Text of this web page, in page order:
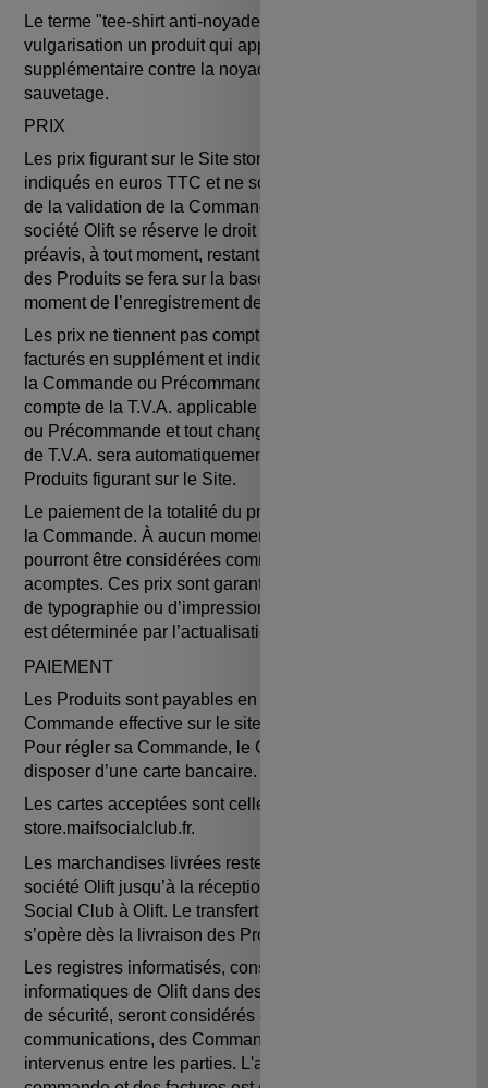
Le terme "tee-shirt anti-noyade" désigne à des fins de
vulgarisation un produit qui apporte une protection
supplémentaire contre la noyade, il ne garantit pas le
sauvetage.
PRIX
Les prix figurant sur le Site store.maifsocialclub.fr sont
indiqués en euros TTC et ne sont valables qu'à la date
de la validation de la Commande par le Client. La
société Olift se réserve le droit de les modifier, sans
préavis, à tout moment, restant entendu que la facturation
des Produits se fera sur la base des tarifs en vigueur au
moment de l’enregistrement de la Commande.
Les prix ne tiennent pas compte des frais de livraison,
facturés en supplément et indiqués avant la validation de
la Commande ou Précommande. Les prix tiennent
compte de la T.V.A. applicable au jour de la Commande
ou Précommande et tout changement du taux applicable
de T.V.A. sera automatiquement répercuté sur le prix des
Produits figurant sur le Site.
Le paiement de la totalité du prix doit être réalisé lors de
la Commande. À aucun moment les sommes versées ne
pourront être considérées comme des arrhes ou des
acomptes. Ces prix sont garantis sous réserve d’erreur
de typographie ou d’impression et leur durée de validité
est déterminée par l’actualisation du Site.
PAIEMENT
Les Produits sont payables en euros le jour de la
Commande effective sur le site store.maifsocialclub.fr.
Pour régler sa Commande, le Client dispose doit
disposer d’une carte bancaire.
Les cartes acceptées sont celle spécifiée par le site :
store.maifsocialclub.fr.
Les marchandises livrées restent la propriété de la
société Olift jusqu’à la réception du paiement de MAIF
Social Club à Olift. Le transfert des risques au Client
s’opère dès la livraison des Produits.
Les registres informatisés, conservés dans les systèmes
informatiques de Olift dans des conditions raisonnables
de sécurité, seront considérés comme les preuves des
communications, des Commandes et des paiements
intervenus entre les parties. L'archivage des bons de